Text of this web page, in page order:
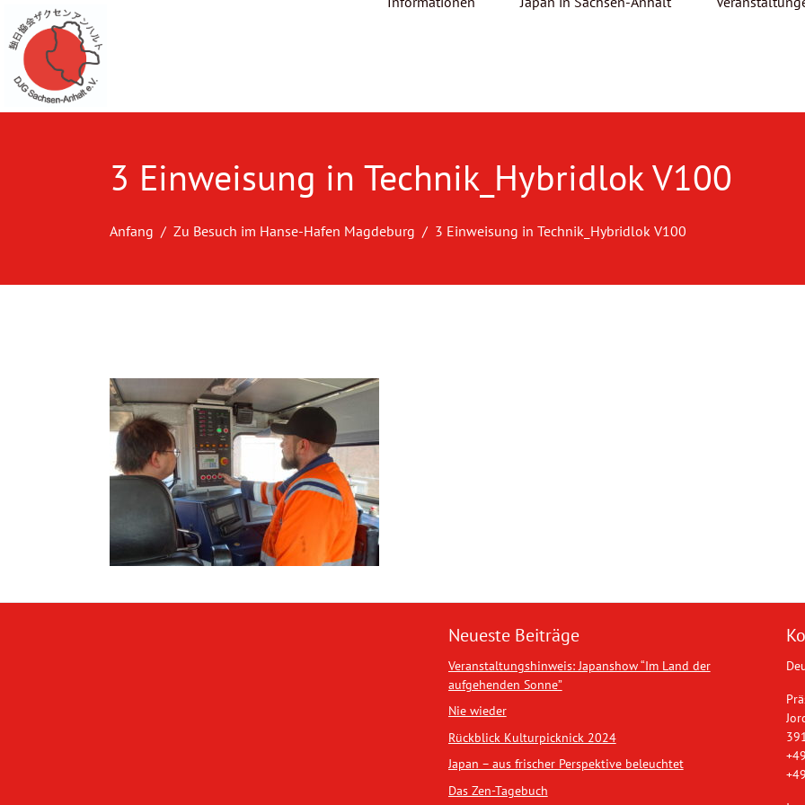
3 Einweisung in Technik_Hybridlok V100
Anfang Zu Besuch im Hanse-Hafen Magdeburg 3 Einweisung in Technik_Hybridlok V100
Neueste Beiträge
Veranstaltungshinweis: Japanshow “Im Land der
aufgehenden Sonne”
Nie wieder
Rückblick Kulturpicknick 2024
Japan – aus frischer Perspektive beleuchtet
Das Zen-Tagebuch